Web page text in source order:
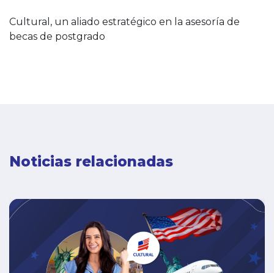
Cultural, un aliado estratégico en la asesoría de
becas de postgrado
Noticias relacionadas